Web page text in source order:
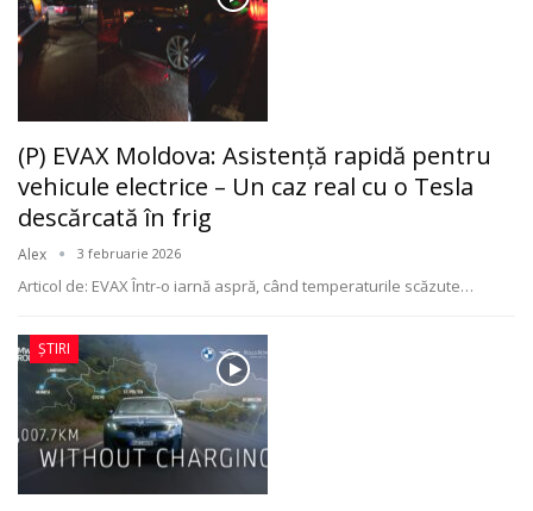
(P) EVAX Moldova: Asistență rapidă pentru
vehicule electrice – Un caz real cu o Tesla
descărcată în frig
Alex 3 februarie 2026
Articol de: EVAXÎntr-o iarnă aspră, când temperaturile scăzute…
ȘTIRI